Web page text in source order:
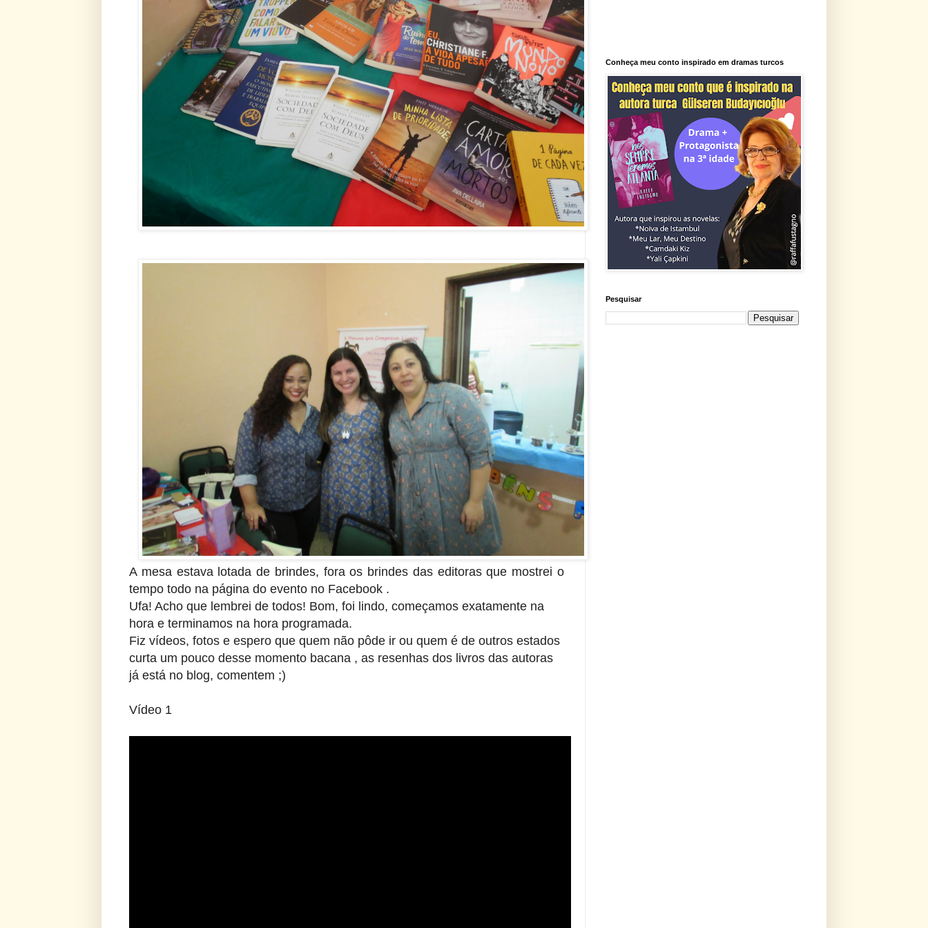
A mesa estava lotada de brindes, fora os brindes das editoras que mostrei o
tempo todo na página do evento no Facebook .
Ufa! Acho que lembrei de todos! Bom, foi lindo, começamos exatamente na
hora e terminamos na hora programada.
Fiz vídeos, fotos e espero que quem não pôde ir ou quem é de outros estados
curta um pouco desse momento bacana , as resenhas dos livros das autoras
já está no blog, comentem ;)
Vídeo 1
Conheça meu conto inspirado em dramas turcos
Pesquisar